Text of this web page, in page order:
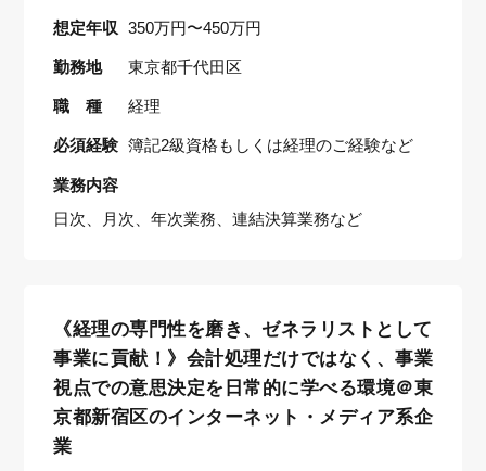
想定年収 350万円〜450万円
勤務地 東京都千代田区
職 種 経理
必須経験 簿記2級資格もしくは経理のご経験など
業務内容
日次、月次、年次業務、連結決算業務など
《経理の専門性を磨き、ゼネラリストとして
事業に貢献！》会計処理だけではなく、事業
視点での意思決定を日常的に学べる環境＠東
京都新宿区のインターネット・メディア系企
業